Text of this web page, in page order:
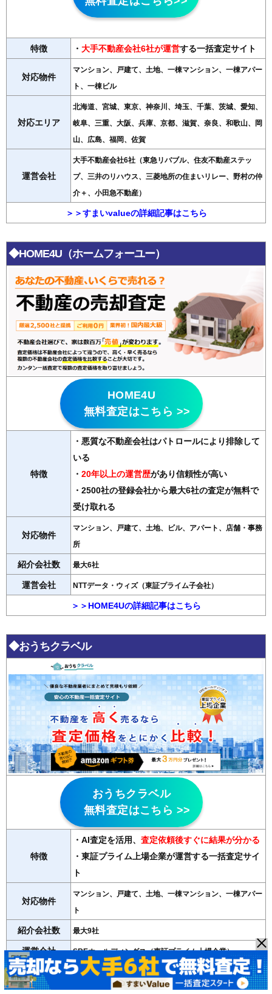
特徴 ・ 大手不動産会社6社が運営する一括査定サイト
対応物件
マンション、戸建て、土地、一棟マンション、一棟アパー
ト、一棟ビル
対応エリア
北海道、宮城、東京、神奈川、埼玉、千葉、茨城、愛知、
岐阜、三重、大阪、兵庫、京都、滋賀、奈良、和歌山、岡
山、広島、福岡、佐賀
運営会社
大手不動産会社6社（東急リバブル、住友不動産ステッ
プ、三井のリハウス、三菱地所の住まいリレー、野村の仲
介＋、小田急不動産）
＞＞すまいvalueの詳細記事はこちら
◆HOME4U（ホームフォーユー）
HOME4U
無料査定はこちら >>
特徴
・悪質な不動産会社はパトロールにより排除して
いる
・ 20年以上の運営歴があり信頼性が高い
・2500社の登録会社から最大6社の査定が無料で
受け取れる
対応物件
マンション、戸建て、土地、ビル、アパート、店舗・事務
所
紹介会社数 最大6社
運営会社 NTTデータ・ウィズ（東証プライム子会社）
＞＞HOME4Uの詳細記事はこちら
◆おうちクラベル
おうちクラベル
無料査定はこちら >>
特徴
・AI査定を活用、 査定依頼後すぐに結果が分かる
・東証プライム上場企業が運営する一括査定サイ
ト
対応物件
マンション、戸建て、土地、一棟マンション、一棟アパー
ト
紹介会社数 最大9社
運営会社 SREホールディングス（東証プライム上場企業）
＞＞おうちクラベルの詳細記事はこちら